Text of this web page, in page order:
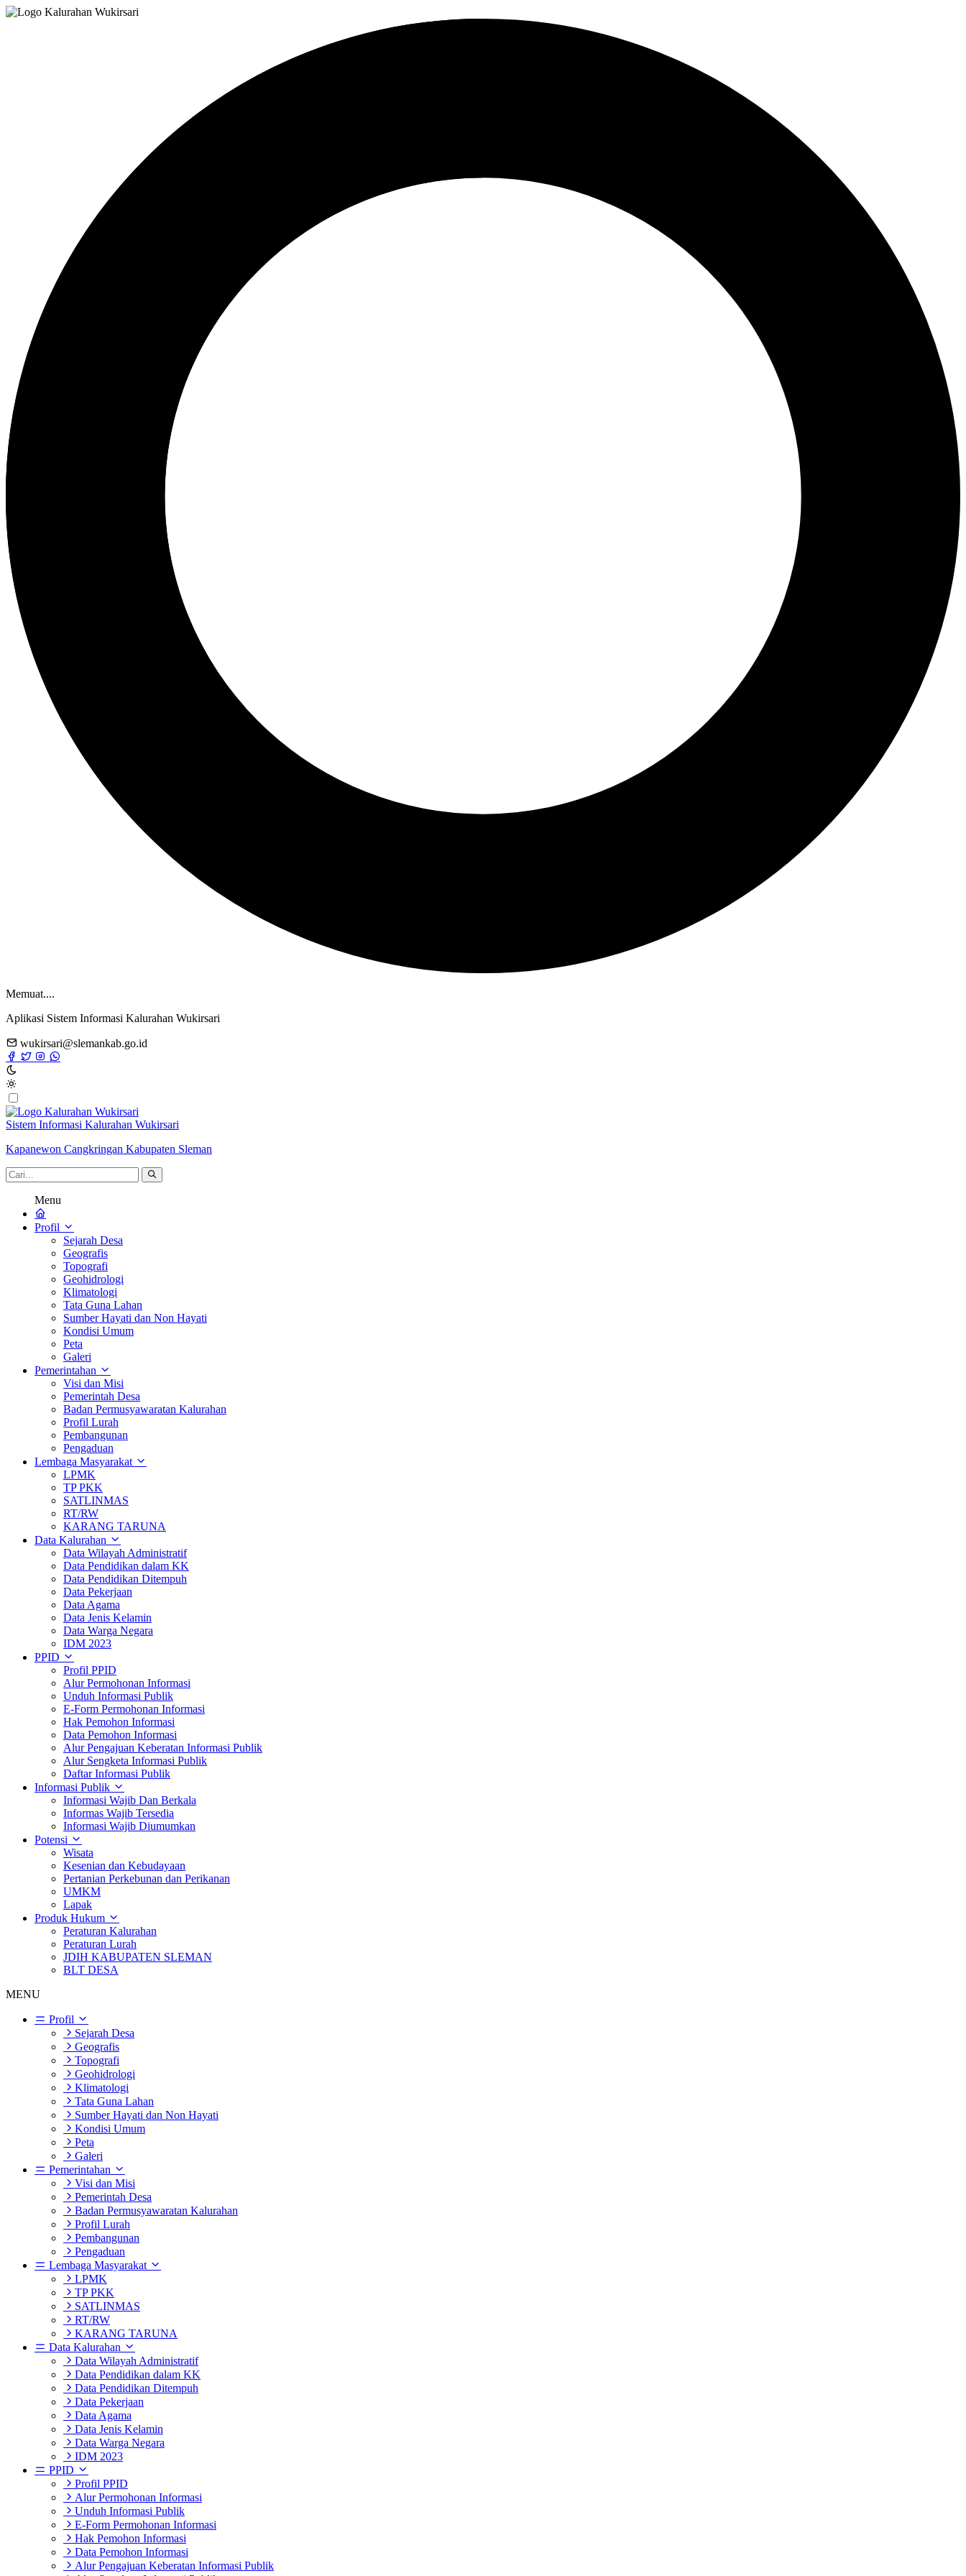
Memuat....
Aplikasi Sistem Informasi Kalurahan Wukirsari
wukirsari@slemankab.go.id
Sistem Informasi Kalurahan Wukirsari
Kapanewon Cangkringan Kabupaten Sleman
Menu
Profil
Sejarah Desa
Geografis
Topografi
Geohidrologi
Klimatologi
Tata Guna Lahan
Sumber Hayati dan Non Hayati
Kondisi Umum
Peta
Galeri
Pemerintahan
Visi dan Misi
Pemerintah Desa
Badan Permusyawaratan Kalurahan
Profil Lurah
Pembangunan
Pengaduan
Lembaga Masyarakat
LPMK
TP PKK
SATLINMAS
RT/RW
KARANG TARUNA
Data Kalurahan
Data Wilayah Administratif
Data Pendidikan dalam KK
Data Pendidikan Ditempuh
Data Pekerjaan
Data Agama
Data Jenis Kelamin
Data Warga Negara
IDM 2023
PPID
Profil PPID
Alur Permohonan Informasi
Unduh Informasi Publik
E-Form Permohonan Informasi
Hak Pemohon Informasi
Data Pemohon Informasi
Alur Pengajuan Keberatan Informasi Publik
Alur Sengketa Informasi Publik
Daftar Informasi Publik
Informasi Publik
Informasi Wajib Dan Berkala
Informas Wajib Tersedia
Informasi Wajib Diumumkan
Potensi
Wisata
Kesenian dan Kebudayaan
Pertanian Perkebunan dan Perikanan
UMKM
Lapak
Produk Hukum
Peraturan Kalurahan
Peraturan Lurah
JDIH KABUPATEN SLEMAN
BLT DESA
MENU
Profil
Sejarah Desa
Geografis
Topografi
Geohidrologi
Klimatologi
Tata Guna Lahan
Sumber Hayati dan Non Hayati
Kondisi Umum
Peta
Galeri
Pemerintahan
Visi dan Misi
Pemerintah Desa
Badan Permusyawaratan Kalurahan
Profil Lurah
Pembangunan
Pengaduan
Lembaga Masyarakat
LPMK
TP PKK
SATLINMAS
RT/RW
KARANG TARUNA
Data Kalurahan
Data Wilayah Administratif
Data Pendidikan dalam KK
Data Pendidikan Ditempuh
Data Pekerjaan
Data Agama
Data Jenis Kelamin
Data Warga Negara
IDM 2023
PPID
Profil PPID
Alur Permohonan Informasi
Unduh Informasi Publik
E-Form Permohonan Informasi
Hak Pemohon Informasi
Data Pemohon Informasi
Alur Pengajuan Keberatan Informasi Publik